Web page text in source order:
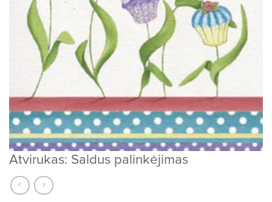
Atvirukas: Saldus palinkėjimas